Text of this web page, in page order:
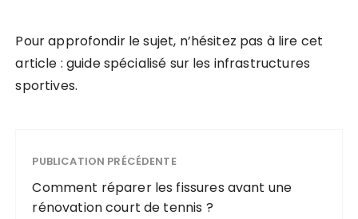
Pour approfondir le sujet, n’hésitez pas à lire cet
article : guide spécialisé sur les infrastructures
sportives.
PUBLICATION PRÉCÉDENTE
Comment réparer les fissures avant une
rénovation court de tennis ?